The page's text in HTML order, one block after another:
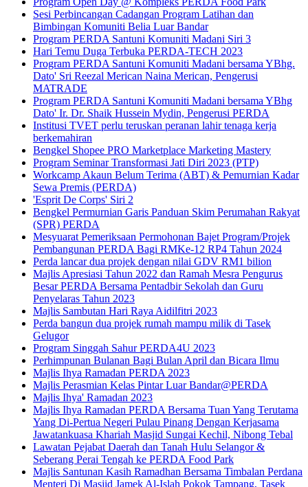
Sesi Perbincangan Cadangan Program Latihan dan
Bimbingan Komuniti Belia Luar Bandar
Program PERDA Santuni Komuniti Madani Siri 3
Hari Temu Duga Terbuka PERDA-TECH 2023
Program PERDA Santuni Komuniti Madani bersama YBhg.
Dato' Sri Reezal Merican Naina Merican, Pengerusi
MATRADE
Program PERDA Santuni Komuniti Madani bersama YBhg
Dato' Ir. Dr. Shaik Hussein Mydin, Pengerusi PERDA
Institusi TVET perlu teruskan peranan lahir tenaga kerja
berkemahiran
Bengkel Shopee PRO Marketplace Marketing Mastery
Program Seminar Transformasi Jati Diri 2023 (PTP)
Workcamp Akaun Belum Terima (ABT) & Pemurnian Kadar
Sewa Premis (PERDA)
'Esprit De Corps' Siri 2
Bengkel Permurnian Garis Panduan Skim Perumahan Rakyat
(SPR) PERDA
Mesyuarat Pemeriksaan Permohonan Bajet Program/Projek
Pembangunan PERDA Bagi RMKe-12 RP4 Tahun 2024
Perda lancar dua projek dengan nilai GDV RM1 bilion
Majlis Apresiasi Tahun 2022 dan Ramah Mesra Pengurus
Besar PERDA Bersama Pentadbir Sekolah dan Guru
Penyelaras Tahun 2023
Majlis Sambutan Hari Raya Aidilfitri 2023
Perda bangun dua projek rumah mampu milik di Tasek
Gelugor
Program Singgah Sahur PERDA4U 2023
Perhimpunan Bulanan Bagi Bulan April dan Bicara Ilmu
Majlis Ihya Ramadan PERDA 2023
Majlis Perasmian Kelas Pintar Luar Bandar@PERDA
Majlis Ihya' Ramadan 2023
Majlis Ihya Ramadan PERDA Bersama Tuan Yang Terutama
Yang Di-Pertua Negeri Pulau Pinang Dengan Kerjasama
Jawatankuasa Khariah Masjid Sungai Kechil, Nibong Tebal
Lawatan Pejabat Daerah dan Tanah Hulu Selangor &
Seberang Perai Tengah ke PERDA Food Park
Majlis Santunan Kasih Ramadhan Bersama Timbalan Perdana
Menteri Di Masjid Jamek Al-Islah Pokok Tampang, Tasek